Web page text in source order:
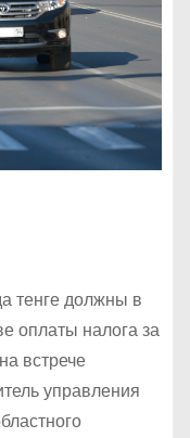
тенге должны в
оплаты налога за
встрече
управления